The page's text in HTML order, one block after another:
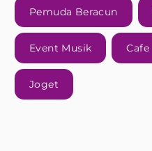
Pemuda Beracun
Event Musik Cafe
Joget